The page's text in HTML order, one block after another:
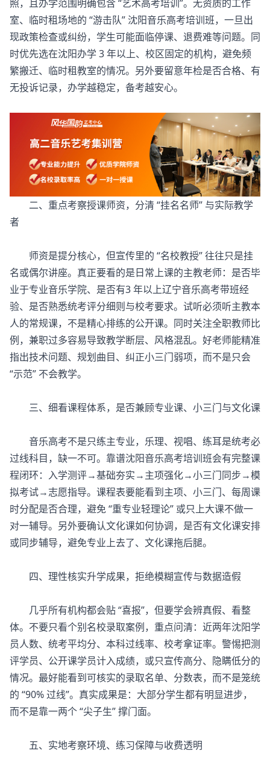
照，且办学范围明确包含 “艺术高考培训”。无资质的工作
室、临时租场地的 “游击队” 沈阳音乐高考培训班，一旦出
现政策检查或纠纷，学生可能面临停课、退费难等问题。同
时优先选在沈阳办学 3 年以上、校区固定的机构，避免频
繁搬迁、临时租教室的情况。另外要留意年检是否合格、有
无投诉记录，办学越稳定，备考越安心。
二、重点考察授课师资，分清 “挂名名师” 与实际教学
者
师资是提分核心，但宣传里的 “名校教授” 往往只是挂
名或偶尔讲座。真正要看的是日常上课的主教老师：是否毕
业于专业音乐学院、是否有3 年以上辽宁音乐高考带班经
验、是否熟悉统考评分细则与校考要求。试听必须听主教本
人的常规课，不是精心排练的公开课。同时关注全职教师比
例，兼职过多容易导致教学断层、风格混乱。好老师能精准
指出技术问题、规划曲目、纠正小三门弱项，而不是只会
“示范” 不会教学。
三、细看课程体系，是否兼顾专业课、小三门与文化课
音乐高考不是只练主专业，乐理、视唱、练耳是统考必
过线科目，缺一不可。靠谱沈阳音乐高考培训班会有完整课
程闭环：入学测评→基础夯实→主项强化→小三门同步→模
拟考试→志愿指导。课程表要能看到主项、小三门、每周课
时分配是否合理，避免 “重专业轻理论” 或只上大课不做一
对一辅导。另外要确认文化课如何协调，是否有文化课安排
或同步辅导，避免专业上去了、文化课拖后腿。
四、理性核实升学成果，拒绝模糊宣传与数据造假
几乎所有机构都会贴 “喜报”，但要学会辨真假、看整
体。不要只看个别名校录取案例，重点问清：近两年沈阳学
员人数、统考平均分、本科过线率、校考拿证率。警惕把测
评学员、公开课学员计入成绩，或只宣传高分、隐瞒低分的
情况。最好能看到可核实的录取名单、分数表，而不是笼统
的 “90% 过线”。真实成果是：大部分学生都有明显进步，
而不是靠一两个 “尖子生” 撑门面。
五、实地考察环境、练习保障与收费透明